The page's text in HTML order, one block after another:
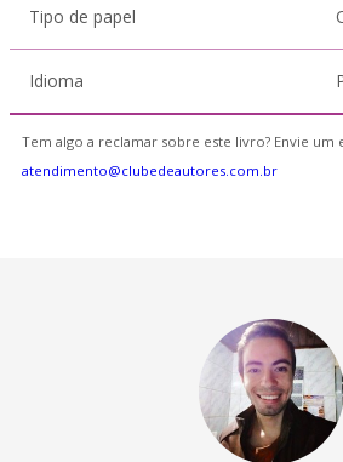
Tipo de papel
Idioma
Tem algo a reclamar sobre este livro? Envie um
atendimento@clubedeautores.com.br